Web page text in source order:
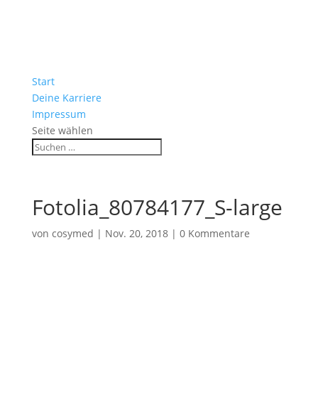
Start
Deine Karriere
Impressum
Seite wählen
Fotolia_80784177_S-large
von cosymed | Nov. 20, 2018| 0 Kommentare